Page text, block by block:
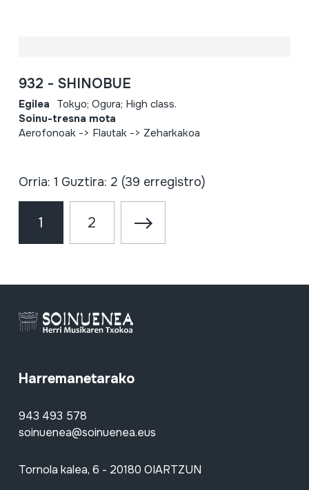
932 - SHINOBUE
Egilea Tokyo; Ogura; High class.
Soinu-tresna mota
Aerofonoak -> Flautak -> Zeharkakoa
Orria: 1 Guztira: 2 (39 erregistro)
1 2
Harremanetarako
943 493 578
soinuenea@soinuenea.eus
Tornola kalea, 6 - 20180 OIARTZUN